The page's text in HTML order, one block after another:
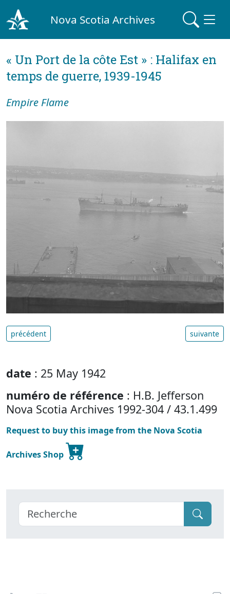
Nova Scotia Archives
« Un Port de la côte Est » : Halifax en
temps de guerre, 1939-1945
Empire Flame
précédent suivante
date : 25 May 1942
numéro de référence : H.B. Jefferson
Nova Scotia Archives 1992-304 / 43.1.499
Request to buy this image from the Nova Scotia
Archives Shop